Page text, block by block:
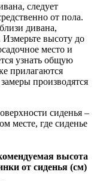
следует
от пола.
дивана,
высоту до
место и
узнать общую
прилагаются
производятся
сиденья –
месте, где сиденье
высота
от сиденья (см)